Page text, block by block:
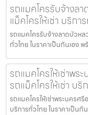
รถแมคโครรับจ้างล
แม็คโครให้เช่า บริก
รถแมคโครรับจ้างลาดบัวหล
ทั่วไทย ในราคาเป็นกันเอง
รถแมคโครให้เช่าพร
รถแม็คโครให้เช่า บ
รถแมคโครให้เช่าพระนครศ
บริการทั่วไทย ในราคาเป็น